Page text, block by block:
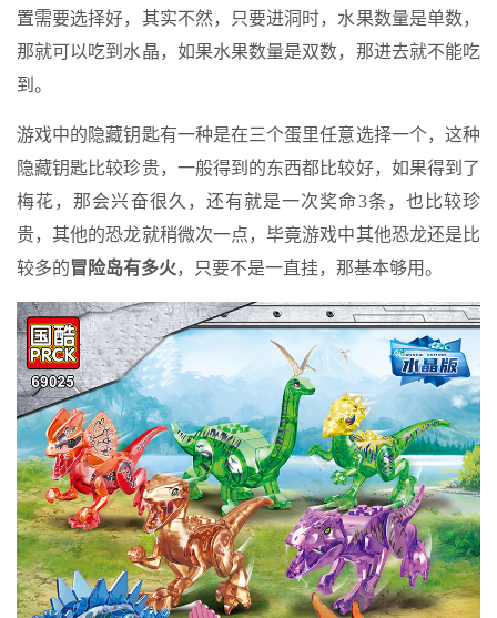
置需要选择好，其实不然，只要进洞时，水果数量是单数，
那就可以吃到水晶，如果水果数量是双数，那进去就不能吃
到。
游戏中的隐藏钥匙有一种是在三个蛋里任意选择一个，这种
隐藏钥匙比较珍贵，一般得到的东西都比较好，如果得到了
梅花，那会兴奋很久，还有就是一次奖命3条，也比较珍
贵，其他的恐龙就稍微次一点，毕竟游戏中其他恐龙还是比
较多的冒险岛有多火，只要不是一直挂，那基本够用。